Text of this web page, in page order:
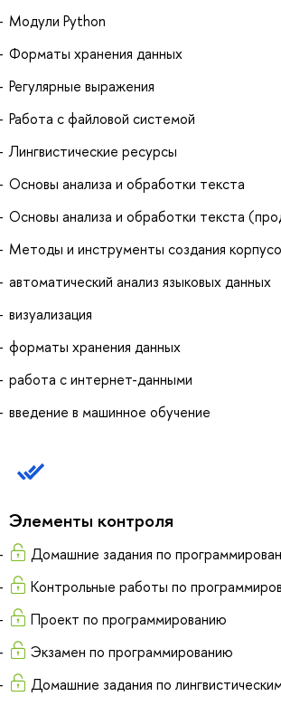
Модули Python
Форматы хранения данных
Регулярные выражения
Работа с файловой системой
Лингвистические ресурсы
Основы анализа и обработки текста
Основы анализа и обработки текста
Методы и инструменты создания
автоматический анализ языковых данных
визуализация
форматы хранения данных
работа с интернет-данными
введение в машинное обучение
Элементы контроля
Домашние задания по
Контрольные работы по
Проект по программированию
Экзамен по программированию
Домашние задания по